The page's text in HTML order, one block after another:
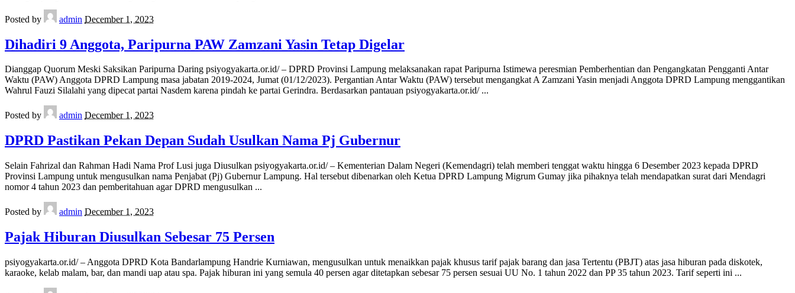
Posted by admin December 1, 2023
Dihadiri 9 Anggota, Paripurna PAW Zamzani Yasin Tetap Digelar
Dianggap Quorum Meski Saksikan Paripurna Daring psiyogyakarta.or.id/ – DPRD Provinsi Lampung melaksanakan rapat Paripurna Istimewa peresmian Pemberhentian dan Pengangkatan Pengganti Antar
Waktu (PAW) Anggota DPRD Lampung masa jabatan 2019-2024, Jumat (01/12/2023). Pergantian Antar Waktu (PAW) tersebut mengangkat A Zamzani Yasin menjadi Anggota DPRD Lampung menggantikan
Wahrul Fauzi Silalahi yang dipecat partai Nasdem karena pindah ke partai Gerindra. Berdasarkan pantauan psiyogyakarta.or.id/ ...
Posted by admin December 1, 2023
DPRD Pastikan Pekan Depan Sudah Usulkan Nama Pj Gubernur
Selain Fahrizal dan Rahman Hadi Nama Prof Lusi juga Diusulkan psiyogyakarta.or.id/ – Kementerian Dalam Negeri (Kemendagri) telah memberi tenggat waktu hingga 6 Desember 2023 kepada DPRD
Provinsi Lampung untuk mengusulkan nama Penjabat (Pj) Gubernur Lampung. Hal tersebut dibenarkan oleh Ketua DPRD Lampung Migrum Gumay jika pihaknya telah mendapatkan surat dari Mendagri
nomor 4 tahun 2023 dan pemberitahuan agar DPRD mengusulkan ...
Posted by admin December 1, 2023
Pajak Hiburan Diusulkan Sebesar 75 Persen
psiyogyakarta.or.id/ – Anggota DPRD Kota Bandarlampung Handrie Kurniawan, mengusulkan untuk menaikkan pajak khusus tarif pajak barang dan jasa Tertentu (PBJT) atas jasa hiburan pada diskotek,
karaoke, kelab malam, bar, dan mandi uap atau spa. Pajak hiburan ini yang semula 40 persen agar ditetapkan sebesar 75 persen sesuai UU No. 1 tahun 2022 dan PP 35 tahun 2023. Tarif seperti ini ...